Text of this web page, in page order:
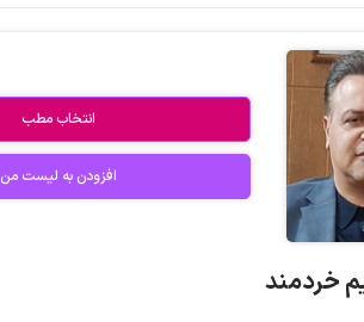
انتخاب مطب
افزودن به لیست من
خردمند